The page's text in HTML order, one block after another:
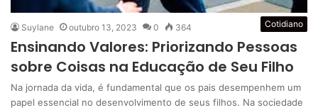
Cotidiano
Suylane outubro 13, 2023 0 364
Ensinando Valores: Priorizando Pessoas
sobre Coisas na Educação de Seu Filho
Na jornada da vida, é fundamental que os pais desempenhem um
papel essencial no desenvolvimento de seus filhos. Na sociedade